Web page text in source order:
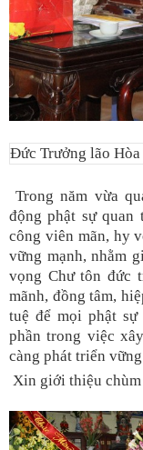
Đức Trưởng lão
Trong năm vừa
động phật sự quan
công viên mãn, hy
vững mạnh, nhằm
vọng Chư tôn đức
mãnh, đồng tâm,
tuệ để mọi phật
phần trong việc
càng phát triển
Xin giới thiệu chùm